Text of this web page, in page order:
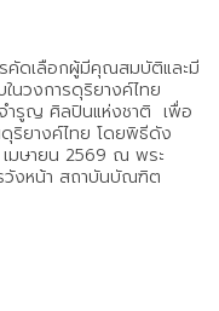
ดเลือกผู้มีคุณสมบัติและมี
นวงการดุริยางค์ไทย
ำรูญ ศิลปินแห่งชาติ เพื่อ
ริยางค์ไทย โดยพิธีดัง
มษายน 2569 ณ พระ
วังหน้า สถาบันบัณฑิต